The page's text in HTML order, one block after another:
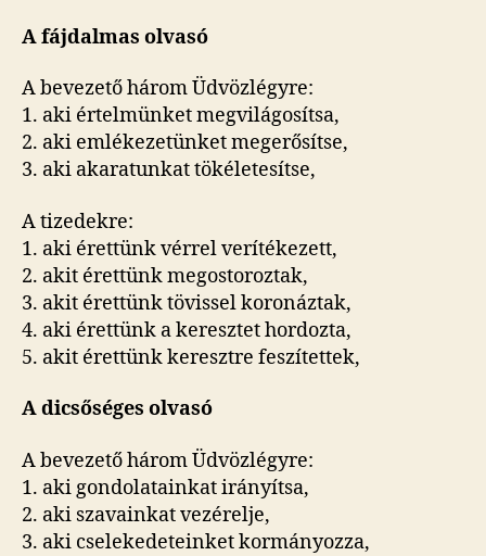
A fájdalmas olvasó
A bevezető három Üdvözlégyre:
1. aki értelmünket megvilágosítsa,
2. aki emlékezetünket megerősítse,
3. aki akaratunkat tökéletesítse,
A tizedekre:
1. aki érettünk vérrel verítékezett,
2. akit érettünk megostoroztak,
3. akit érettünk tövissel koronáztak,
4. aki érettünk a keresztet hordozta,
5. akit érettünk keresztre feszítettek,
A dicsőséges olvasó
A bevezető három Üdvözlégyre:
1. aki gondolatainkat irányítsa,
2. aki szavainkat vezérelje,
3. aki cselekedeteinket kormányozza,